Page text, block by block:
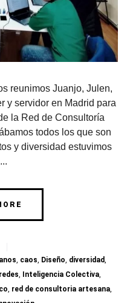
reunimos Juanjo, Julen,
y servidor en Madrid para
la Red de Consultoría
todos los que son
y diversidad estuvimos
, caos, Diseño, diversidad,
, Inteligencia Colectiva,
, red de consultoria artesana,